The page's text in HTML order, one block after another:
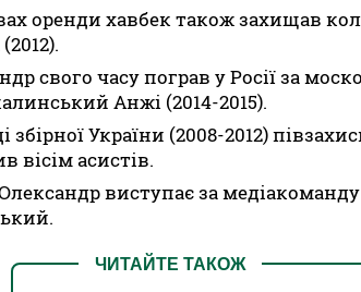
оренди хавбек також захищав
свого часу пограв у Росії за
Анжі (2014-2015).
збірної України (2008-2012)
вісім асистів.
виступає за
ЧИТАЙТЕ ТАКОЖ